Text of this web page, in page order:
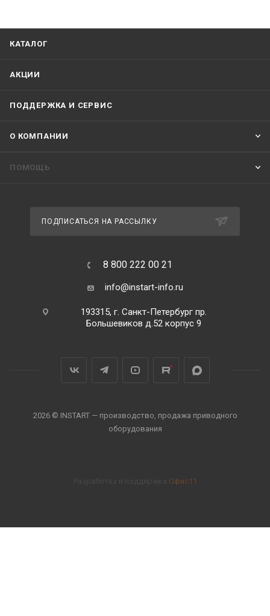
КАТАЛОГ
АКЦИИ
ПОДДЕРЖКА И СЕРВИС
О КОМПАНИИ
ПОМОЩЬ
ПОДПИСАТЬСЯ НА РАССЫЛКУ
8 800 222 00 21
info@instart-info.ru
193315, г. Санкт-Петербург пр.
Большевиков д.52 корпус 9
2026 © INSTART — производство, продажа приводного
оборудования
Офис11